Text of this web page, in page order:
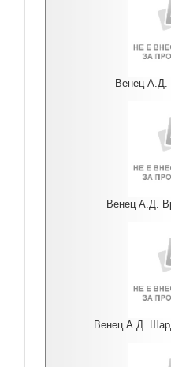
Венец А.Д.
Венец А.Д.
Венец А.Д.